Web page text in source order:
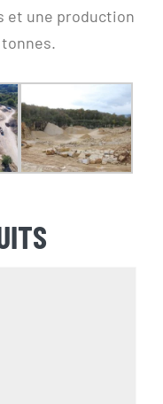
et une production
tonnes.